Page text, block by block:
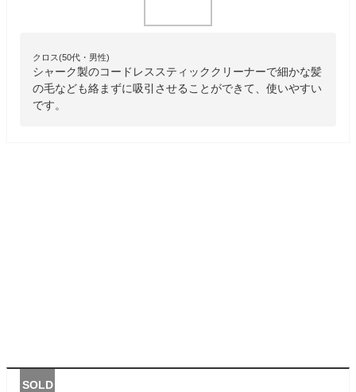
クロス(50代・男性)
シャーク製のコードレススティッククリーナーで細かな髪
の毛なども絡まずに吸引させることができて、使いやすい
です。
SOLD